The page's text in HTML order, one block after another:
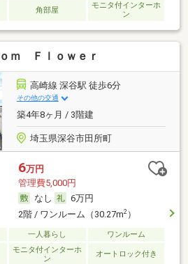
角部屋
モニタ付インターホ
ン
ｍ Ｆｌｏｗｅｒ
高崎線 深谷駅 徒歩6分
その他の交通
築4年8ヶ月 / 3階建
埼玉県深谷市田所町
6万円
管理費5,000円
なし
6万円
2階 / ワンルーム（30.27m2）
一人暮らし ワンルーム
モニタ付インターホ
ン
オートロック付き